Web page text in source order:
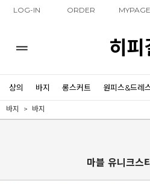
LOG-IN ORDER MYPAGE
히피
상의 바지 롱스커트 원피스&드레
바지 바지
마블 유니크스